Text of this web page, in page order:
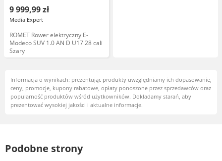
9 999,99 zł
Media Expert
ROMET Rower elektryczny E-
Modeco SUV 1.0 AN D U17 28 cali
Szary
Informacja o wynikach: prezentując produkty uwzględniamy ich dopasowanie,
ceny, promocje, kupony rabatowe, opłaty ponoszone przez sprzedawców oraz
popularność produktów wśród użytkowników. Dokładamy starań, aby
prezentować wysokiej jakości i aktualne informacje.
Podobne strony